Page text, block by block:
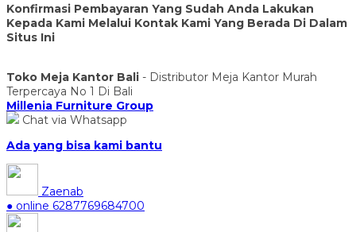
Konfirmasi Pembayaran Yang Sudah Anda Lakukan
Kepada Kami Melalui Kontak Kami Yang Berada Di Dalam
Situs Ini
Toko Meja Kantor Bali - Distributor Meja Kantor Murah
Terpercaya No 1 Di Bali
Millenia Furniture Group
Chat via Whatsapp
Ada yang bisa kami bantu
Zaenab
● online 6287769684700